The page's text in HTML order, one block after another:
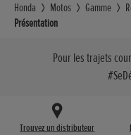
Honda Motos Gamme
Présentation
Pour les trajets
Trouvez un distributeur